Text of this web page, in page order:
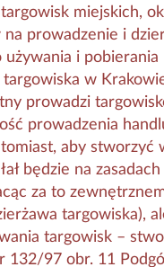
miejskich,
prowadzenie i
i pobierania
w
prowadzi
prowadzenia
aby
będzie na
za to
targowiska),
targowisk –
132/97 obr. 11